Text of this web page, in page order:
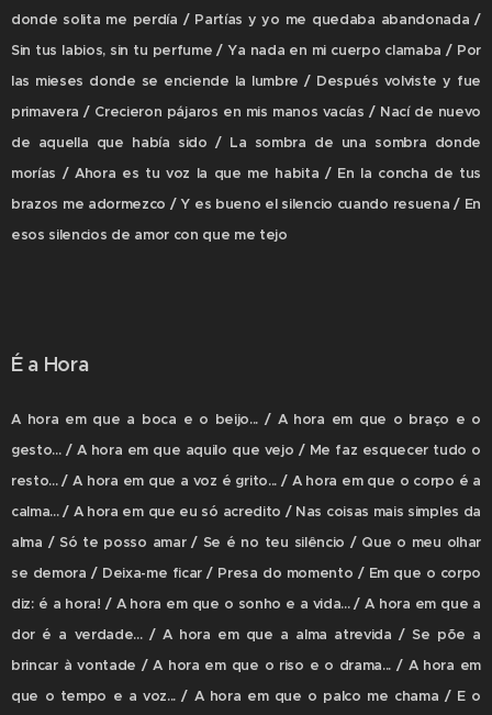
donde solita me perdía / Partías y yo me quedaba abandonada /
Sin tus labios, sin tu perfume / Ya nada en mi cuerpo clamaba / Por
las mieses donde se enciende la lumbre / Después volviste y fue
primavera / Crecieron pájaros en mis manos vacías / Nací de nuevo
de aquella que había sido / La sombra de una sombra donde
morías / Ahora es tu voz la que me habita / En la concha de tus
brazos me adormezco / Y es bueno el silencio cuando resuena / En
esos silencios de amor con que me tejo
É a Hora
A hora em que a boca e o beijo... / A hora em que o braço e o
gesto... / A hora em que aquilo que vejo / Me faz esquecer tudo o
resto... / A hora em que a voz é grito... / A hora em que o corpo é a
calma... / A hora em que eu só acredito / Nas coisas mais simples da
alma / Só te posso amar / Se é no teu silêncio / Que o meu olhar
se demora / Deixa-me ficar / Presa do momento / Em que o corpo
diz: é a hora! / A hora em que o sonho e a vida... / A hora em que a
dor é a verdade... / A hora em que a alma atrevida / Se põe a
brincar à vontade / A hora em que o riso e o drama... / A hora em
que o tempo e a voz... / A hora em que o palco me chama / E o